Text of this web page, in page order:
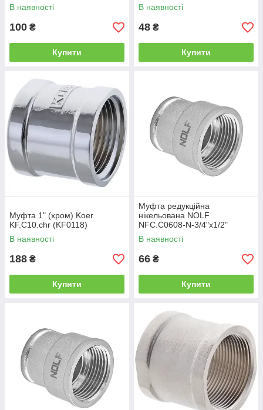
В наявності
100 ₴
Купити
В наявності
48 ₴
Купити
Муфта 1" (хром) Koer
KF.C10.chr (KF0118)
В наявності
188 ₴
Купити
Муфта редукційна
нікельована NOLF
NFC.C0608-N-3/4"x1/2"
(NF3075)
В наявності
66 ₴
Купити